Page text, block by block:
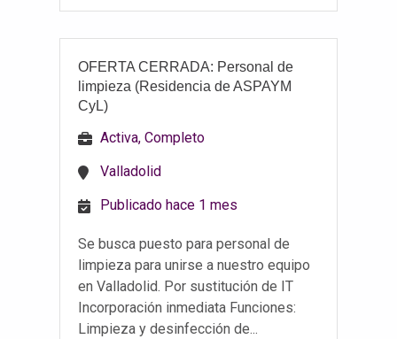
OFERTA CERRADA: Personal de
limpieza (Residencia de ASPAYM
CyL)
Activa, Completo
Valladolid
Publicado hace 1 mes
Se busca puesto para personal de
limpieza para unirse a nuestro equipo
en Valladolid. Por sustitución de IT
Incorporación inmediata Funciones:
Limpieza y desinfección de...